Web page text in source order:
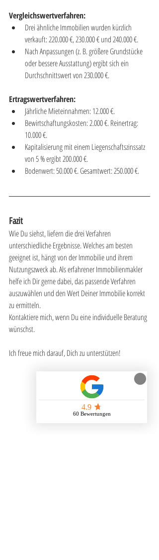
Vergleichswertverfahren:
Drei ähnliche Immobilien wurden kürzlich
verkauft: 220.000 €, 230.000 € und 240.000 €.
Nach Anpassungen (z. B. größere Grundstücke
oder bessere Ausstattung) ergibt sich ein
Durchschnittswert von 230.000 €.
Ertragswertverfahren:
Jährliche Mieteinnahmen: 12.000 €.
Bewirtschaftungskosten: 2.000 €. Reinertrag:
10.000 €.
Kapitalisierung mit einem Liegenschaftszinssatz
von 5 % ergibt 200.000 €.
Bodenwert: 50.000 €. Gesamtwert: 250.000 €.
Fazit
Wie Du siehst, liefern die drei Verfahren
unterschiedliche Ergebnisse. Welches am besten
geeignet ist, hängt von der Immobilie und ihrem
Nutzungszweck ab. Als erfahrener Immobilienmakler
helfe ich Dir gerne dabei, das passende Verfahren
auszuwählen und den Wert Deiner Immobilie korrekt
zu ermitteln.
Kontaktiere mich, wenn Du eine individuelle Beratung
wünschst.
Ich freue mich darauf, Dich zu unterstützen!